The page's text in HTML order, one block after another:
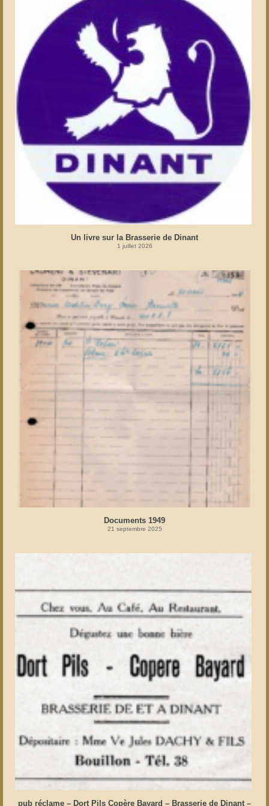
Un livre sur la Brasserie de Dinant
1 juillet 2026
Documents 1949
21 septembre 2025
pub réclame – Dort Pils Copère Bayard – Brasserie de Dinant –